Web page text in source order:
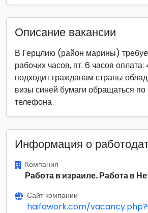
Описание вакансии
В Герцлию (район марины)
рабочих часов, пт. 6 часов
подходит гражданам страны
визы синей бумаги обращаться
телефона
Информация о
Компания
Работа в израиле. Работа в
Сайт компании
haifawork.com/